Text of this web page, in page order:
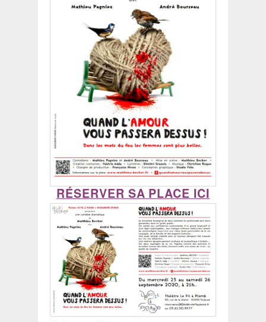
RÉSERVER SA PLACE ICI